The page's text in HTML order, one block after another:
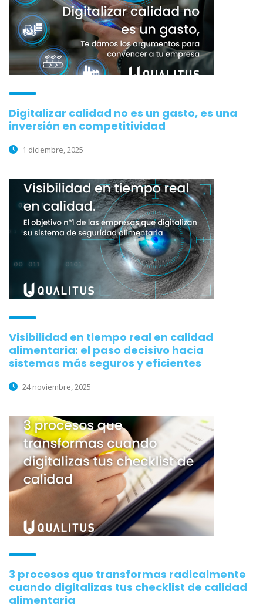
Digitalizar calidad no es un gasto, es una
inversión en competitividad
1 diciembre, 2025
Visibilidad en tiempo real en calidad
alimentaria: el paso decisivo hacia
sistemas más seguros y eficientes
24 noviembre, 2025
3 procesos que transformas radicalmente
cuando digitalizas tus checklist de calidad
alimentaria